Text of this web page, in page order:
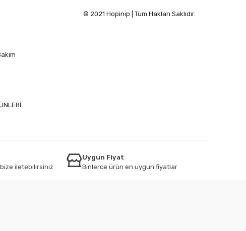
© 2021 Hopinip | Tüm Hakları Saklıdır.
iletebilirsiniz
Uygun Fiyat
Binlerce ürün en uygun fiyatlar